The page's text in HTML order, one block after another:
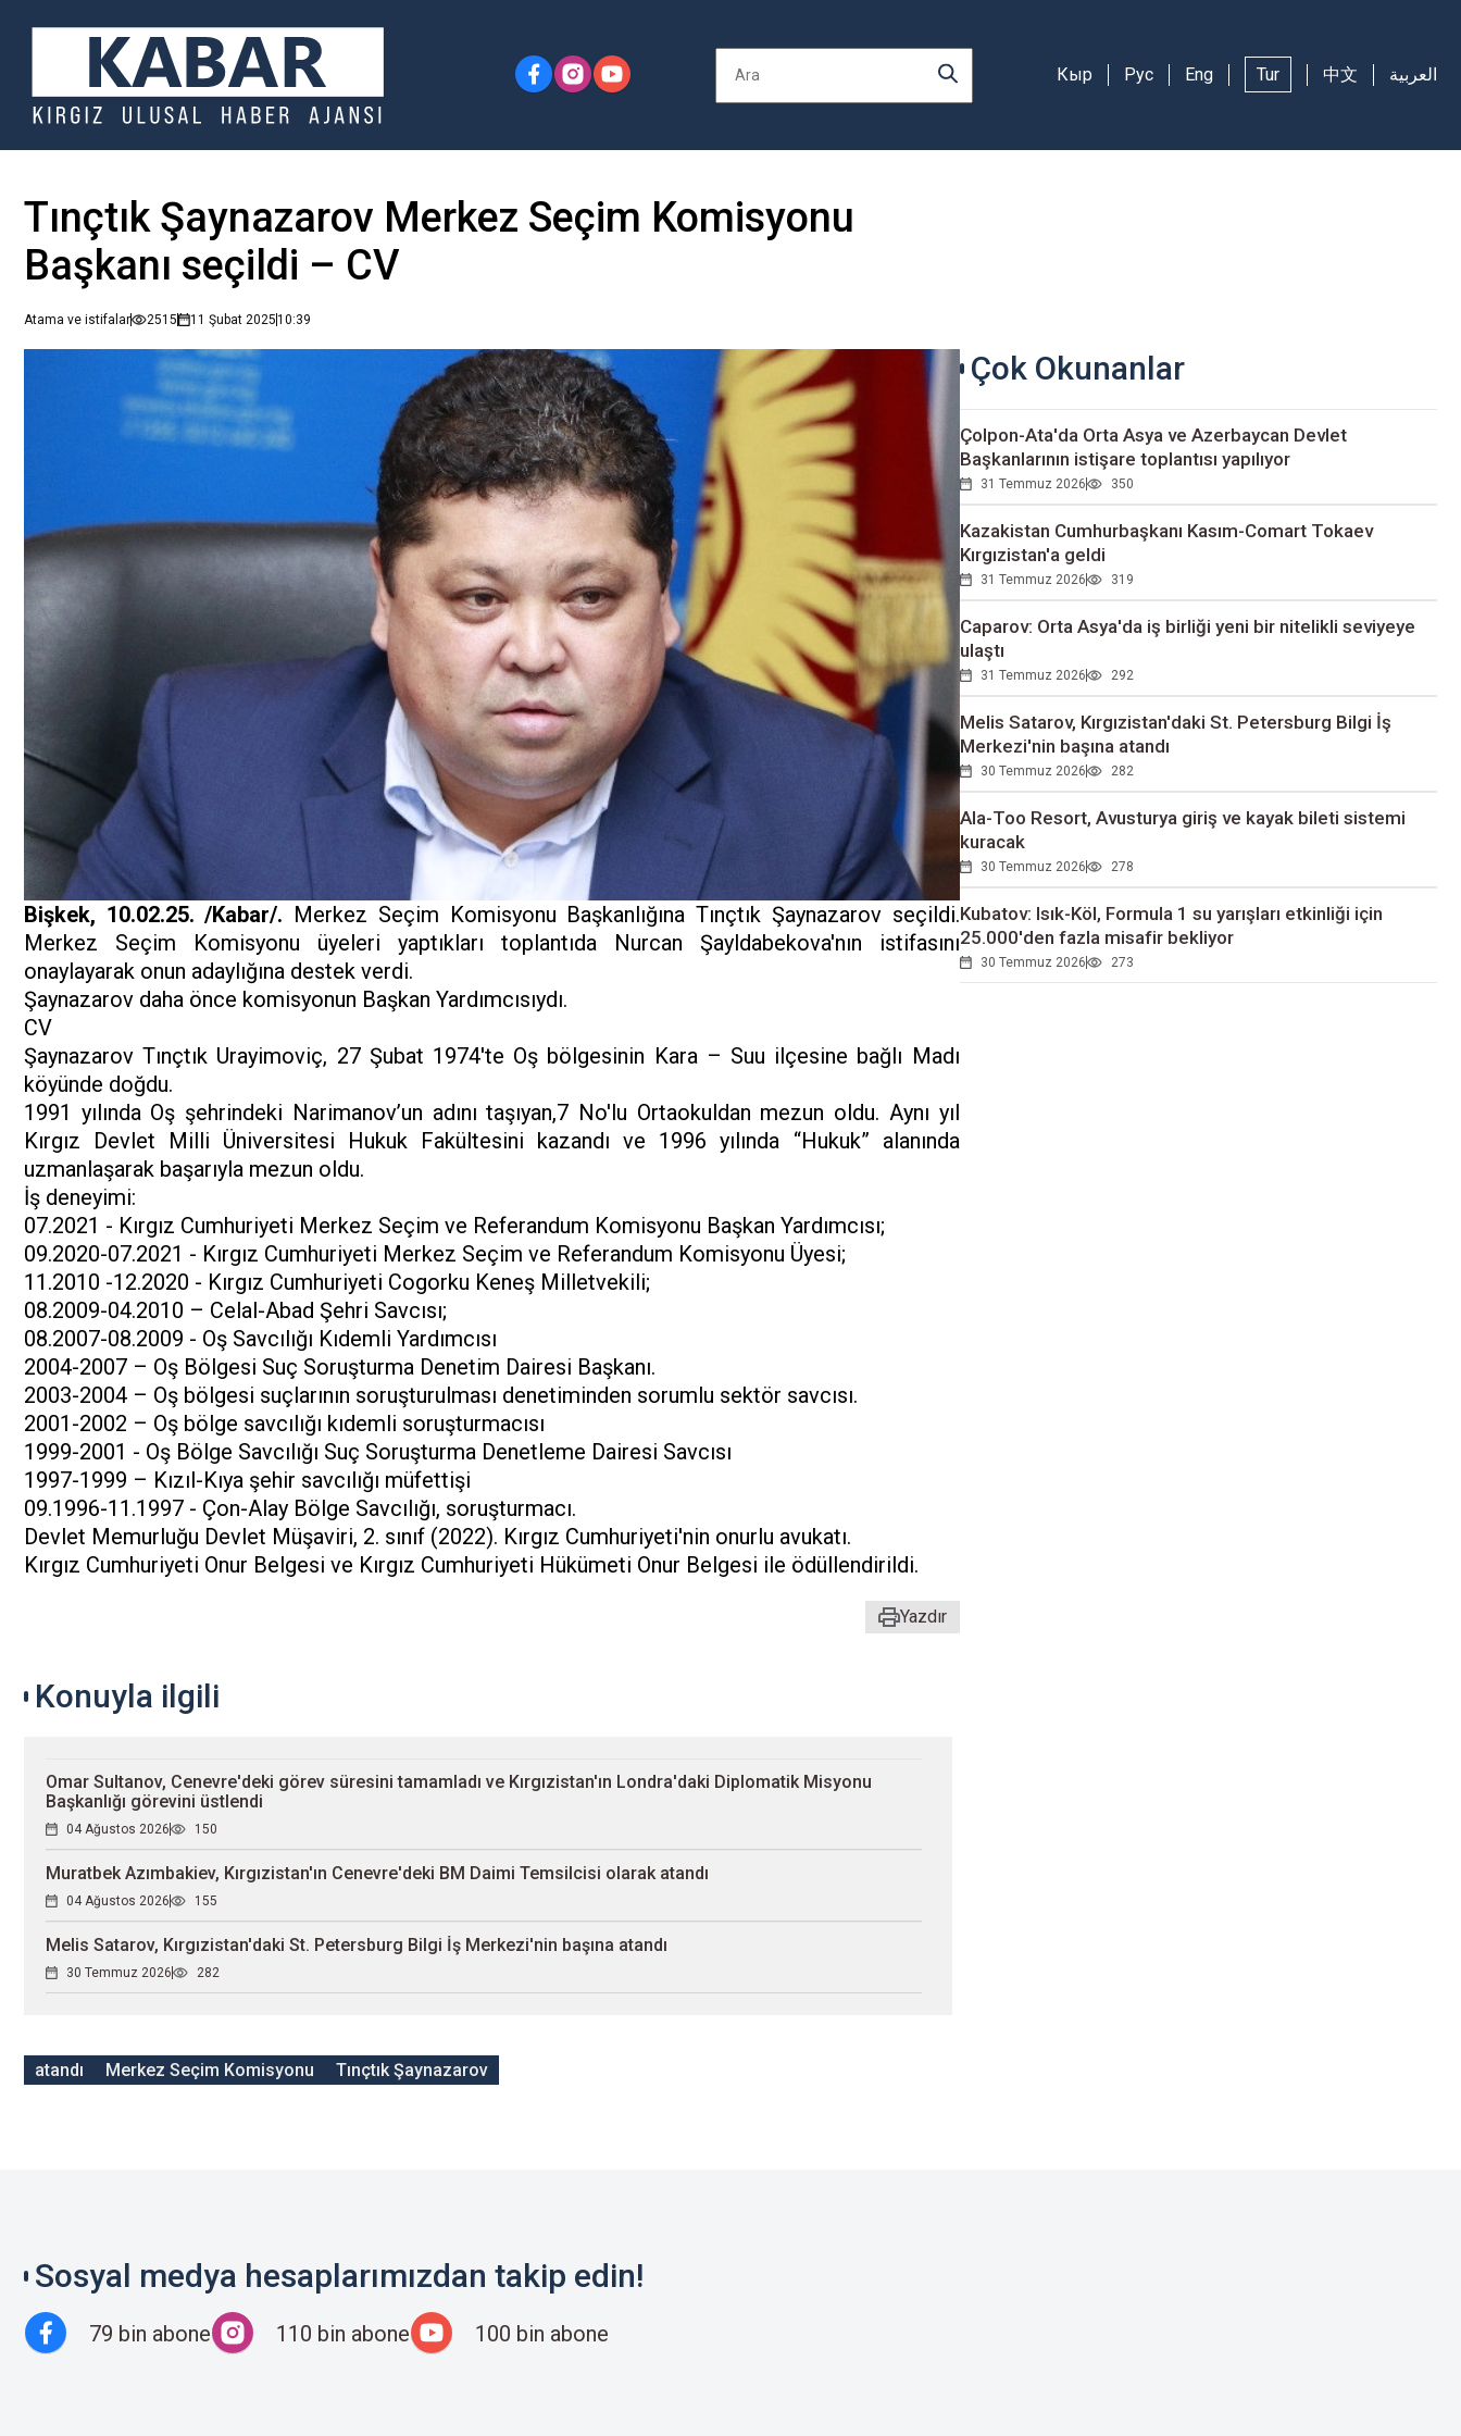
Кыр Рус Eng Tur 中文 العربية
Tınçtık Şaynazarov Merkez Seçim Komisyonu
Başkanı seçildi – CV
Atama ve istifalar 2515 11 Şubat 202510:39
Bişkek, 10.02.25. /Kabar/. Merkez Seçim Komisyonu Başkanlığına Tınçtık Şaynazarov seçildi.
Merkez Seçim Komisyonu üyeleri yaptıkları toplantıda Nurcan Şayldabekova'nın istifasını
onaylayarak onun adaylığına destek verdi.
Şaynazarov daha önce komisyonun Başkan Yardımcısıydı.
CV
Şaynazarov Tınçtık Urayimoviç, 27 Şubat 1974'te Oş bölgesinin Kara – Suu ilçesine bağlı Madı
köyünde doğdu.
1991 yılında Oş şehrindeki Narimanov’un adını taşıyan,7 No'lu Ortaokuldan mezun oldu. Aynı yıl
Kırgız Devlet Milli Üniversitesi Hukuk Fakültesini kazandı ve 1996 yılında “Hukuk” alanında
uzmanlaşarak başarıyla mezun oldu.
İş deneyimi:
07.2021 - Kırgız Cumhuriyeti Merkez Seçim ve Referandum Komisyonu Başkan Yardımcısı;
09.2020-07.2021 - Kırgız Cumhuriyeti Merkez Seçim ve Referandum Komisyonu Üyesi;
11.2010 -12.2020 - Kırgız Cumhuriyeti Cogorku Keneş Milletvekili;
08.2009-04.2010 – Celal-Abad Şehri Savcısı;
08.2007-08.2009 - Oş Savcılığı Kıdemli Yardımcısı
2004-2007 – Oş Bölgesi Suç Soruşturma Denetim Dairesi Başkanı.
2003-2004 – Oş bölgesi suçlarının soruşturulması denetiminden sorumlu sektör savcısı.
2001-2002 – Oş bölge savcılığı kıdemli soruşturmacısı
1999-2001 - Oş Bölge Savcılığı Suç Soruşturma Denetleme Dairesi Savcısı
1997-1999 – Kızıl-Kıya şehir savcılığı müfettişi
09.1996-11.1997 - Çon-Alay Bölge Savcılığı, soruşturmacı.
Devlet Memurluğu Devlet Müşaviri, 2. sınıf (2022). Kırgız Cumhuriyeti'nin onurlu avukatı.
Kırgız Cumhuriyeti Onur Belgesi ve Kırgız Cumhuriyeti Hükümeti Onur Belgesi ile ödüllendirildi.
Yazdır
Çok Okunanlar
Çolpon-Ata'da Orta Asya ve Azerbaycan Devlet
Başkanlarının istişare toplantısı yapılıyor
31 Temmuz 2026 350
Kazakistan Cumhurbaşkanı Kasım-Comart Tokaev
Kırgızistan'a geldi
31 Temmuz 2026 319
Caparov: Orta Asya'da iş birliği yeni bir nitelikli seviyeye
ulaştı
31 Temmuz 2026 292
Melis Satarov, Kırgızistan'daki St. Petersburg Bilgi İş
Merkezi'nin başına atandı
30 Temmuz 2026 282
Ala-Too Resort, Avusturya giriş ve kayak bileti sistemi
kuracak
30 Temmuz 2026 278
Kubatov: Isık-Köl, Formula 1 su yarışları etkinliği için
25.000'den fazla misafir bekliyor
30 Temmuz 2026 273
Konuyla ilgili
Omar Sultanov, Cenevre'deki görev süresini tamamladı ve Kırgızistan'ın Londra'daki Diplomatik Misyonu
Başkanlığı görevini üstlendi
04 Ağustos 2026 150
Muratbek Azımbakiev, Kırgızistan'ın Cenevre'deki BM Daimi Temsilcisi olarak atandı
04 Ağustos 2026 155
Melis Satarov, Kırgızistan'daki St. Petersburg Bilgi İş Merkezi'nin başına atandı
30 Temmuz 2026 282
atandı Merkez Seçim Komisyonu Tınçtık Şaynazarov
Sosyal medya hesaplarımızdan takip edin!
79 bin abone 110 bin abone 100 bin abone